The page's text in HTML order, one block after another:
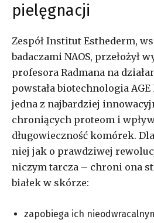
pielęgnacji
Zespół Institut Esthederm,
badaczami NAOS, przełożył
profesora Radmana na
powstała biotechnologia AGE
jedna z najbardziej
chroniących proteom i
długowieczność komórek.
niej jak o prawdziwej
niczym tarcza – chroni ona
białek w skórze:
zapobiega ich